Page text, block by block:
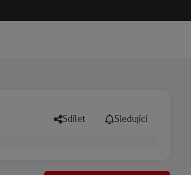
Sdílet Sledující